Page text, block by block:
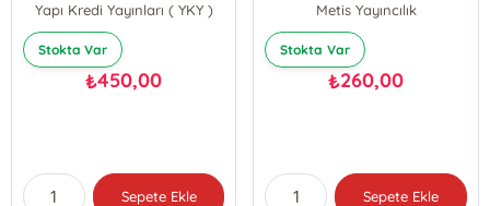
Yapı Kredi Yayınları ( YKY )
Stokta Var
₺450,00
Sepete Ekle
Metis Yayıncılık
Stokta Var
₺260,00
Sepete Ekle